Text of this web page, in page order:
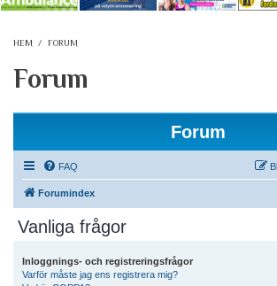
HEM / FORUM
Forum